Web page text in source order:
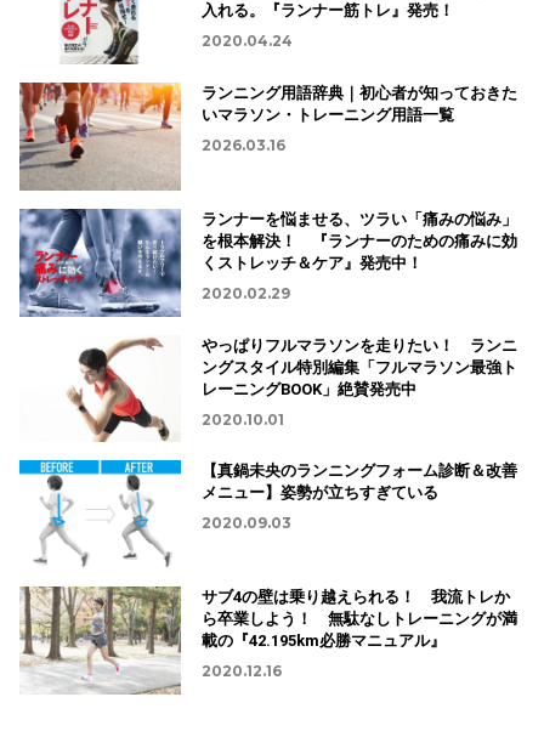
入れる。『ランナー筋トレ』発売！
2020.04.24
ランニング用語辞典｜初心者が知っておきた
いマラソン・トレーニング用語一覧
2026.03.16
ランナーを悩ませる、ツラい「痛みの悩み」
を根本解決！ 『ランナーのための痛みに効
くストレッチ＆ケア』発売中！
2020.02.29
やっぱりフルマラソンを走りたい！ ランニ
ングスタイル特別編集「フルマラソン最強ト
レーニングBOOK」絶賛発売中
2020.10.01
【真鍋未央のランニングフォーム診断＆改善
メニュー】姿勢が立ちすぎている
2020.09.03
サブ4の壁は乗り越えられる！ 我流トレか
ら卒業しよう！ 無駄なしトレーニングが満
載の『42.195km必勝マニュアル』
2020.12.16